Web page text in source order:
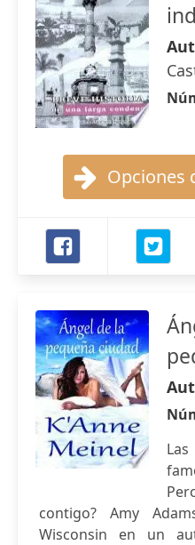
Opciones
contigo? Amy
Wisconsin en un